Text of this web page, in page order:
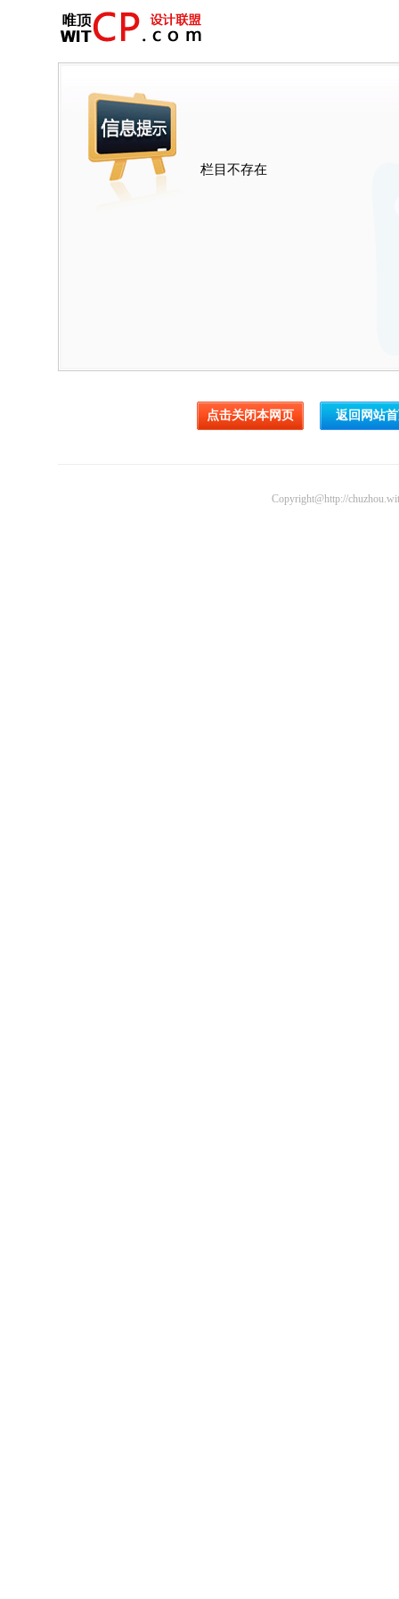
栏目不存在
Copyright@http://